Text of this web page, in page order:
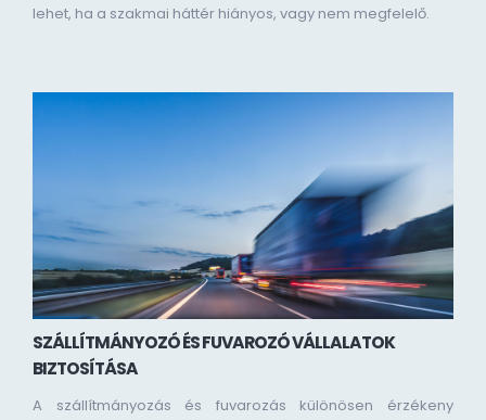
lehet, ha a szakmai háttér hiányos, vagy nem megfelelő.
SZÁLLÍTMÁNYOZÓ ÉS FUVAROZÓ VÁLLALATOK
BIZTOSÍTÁSA
A szállítmányozás és fuvarozás különösen érzékeny